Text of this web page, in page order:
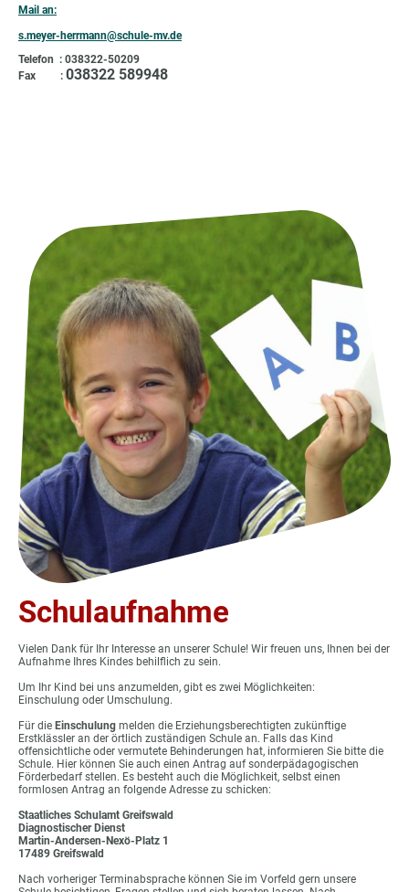
Mail an:
s.meyer-herrmann@schule-mv.de
Telefon : 038322-50209
Fax : 038322 589948
Schulaufnahme
Vielen Dank für Ihr Interesse an unserer Schule! Wir freuen uns, Ihnen bei der
Aufnahme Ihres Kindes behilflich zu sein.
Um Ihr Kind bei uns anzumelden, gibt es zwei Möglichkeiten:
Einschulung oder Umschulung.
Für die Einschulung melden die Erziehungsberechtigten zukünftige
Erstklässler an der örtlich zuständigen Schule an. Falls das Kind
offensichtliche oder vermutete Behinderungen hat, informieren Sie bitte die
Schule. Hier können Sie auch einen Antrag auf sonderpädagogischen
Förderbedarf stellen. Es besteht auch die Möglichkeit, selbst einen
formlosen Antrag an folgende Adresse zu schicken:
Staatliches Schulamt Greifswald
Diagnostischer Dienst
Martin-Andersen-Nexö-Platz 1
17489 Greifswald
Nach vorheriger Terminabsprache können Sie im Vorfeld gern unsere